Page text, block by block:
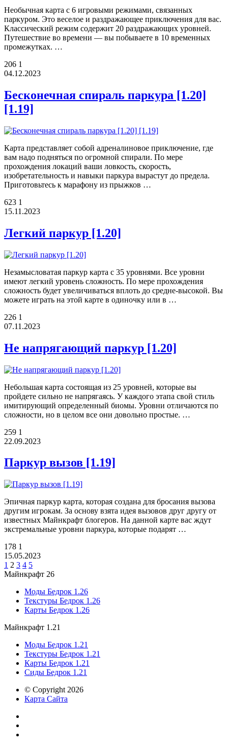
Необычная карта с 6 игровыми режимами, связанных
паркуром. Это веселое и раздражающее приключения для вас.
Классический режим содержит 20 раздражающих уровней.
Путешествие во времени — вы побываете в 10 временных
промежутках. …
206 1
04.12.2023
Бесконечная спираль паркура [1.20]
[1.19]
Карта представляет собой адреналиновое приключение, где
вам надо подняться по огромной спирали. По мере
прохождения локаций ваши ловкость, скорость,
изобретательность и навыки паркура вырастут до предела.
Приготовьтесь к марафону из прыжков …
623 1
15.11.2023
Легкий паркур [1.20]
Незамысловатая паркур карта с 35 уровнями. Все уровни
имеют легкий уровень сложность. По мере прохождения
сложность будет увеличиваться вплоть до средне-высокой. Вы
можете играть на этой карте в одиночку или в …
226 1
07.11.2023
Не напрягающий паркур [1.20]
Небольшая карта состоящая из 25 уровней, которые вы
пройдете сильно не напрягаясь. У каждого этапа свой стиль
имитирующий определенный биомы. Уровни отличаются по
сложности, но в целом все они довольно простые. …
259 1
22.09.2023
Паркур вызов [1.19]
Эпичная паркур карта, которая создана для бросания вызова
другим игрокам. За основу взята идея вызовов друг другу от
известных Майнкрафт блогеров. На данной карте вас ждут
экстремальные уровни паркура, которые подарят …
178 1
15.05.2023
1 2 3 4 5
Майнкрафт 26
Моды Бедрок 1.26
Текстуры Бедрок 1.26
Карты Бедрок 1.26
Майнкрафт 1.21
Моды Бедрок 1.21
Текстуры Бедрок 1.21
Карты Бедрок 1.21
Сиды Бедрок 1.21
© Copyright 2026
Карта Сайта